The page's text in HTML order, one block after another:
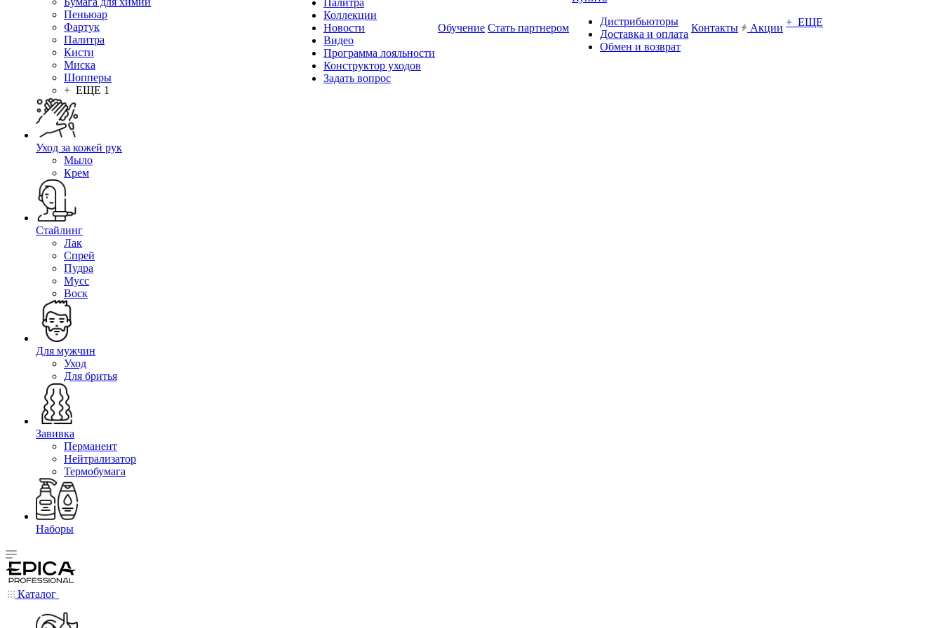
Пеньюар
Фартук
Палитра
Кисти
Миска
Шопперы
+ ЕЩЕ 1
Уход за кожей рук
Мыло
Крем
Стайлинг
Лак
Спрей
Пудра
Мусс
Воск
Для мужчин
Уход
Для бритья
Завивка
Перманент
Нейтрализатор
Термобумага
Наборы
Палитра
Коллекции
Новости
Видео
Программа лояльности
Конструктор уходов
Задать вопрос
Обучение Стать партнером
Дистрибьюторы
Доставка и оплата
Обмен и возврат
Контакты Акции + ЕЩЕ
Каталог